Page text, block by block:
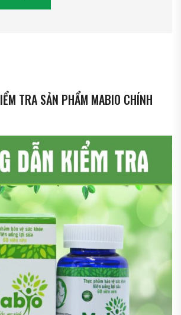
TRA SẢN PHẨM MABIO CHÍNH